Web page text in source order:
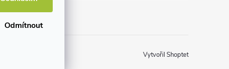
Odmítnout
Vytvořil Shoptet